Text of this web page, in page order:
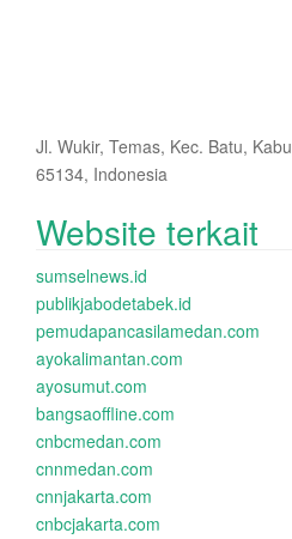
Jl. Wukir, Temas, Kec. Batu,
65134, Indonesia
Website terkait
sumselnews.id
publikjabodetabek.id
pemudapancasilamedan.com
ayokalimantan.com
ayosumut.com
bangsaoffline.com
cnbcmedan.com
cnnmedan.com
cnnjakarta.com
cnbcjakarta.com